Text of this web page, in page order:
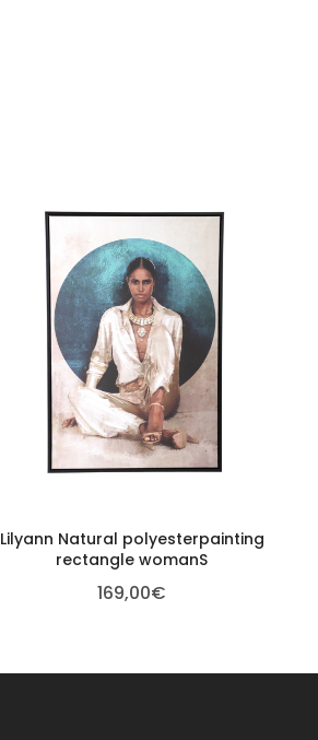
Lilyann Natural polyesterpainting
rectangle womanS
169,00€